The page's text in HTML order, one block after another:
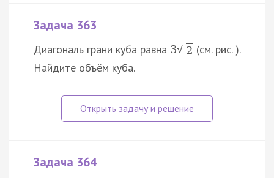
Задача 363
Диагональ грани куба равна 3√ 2 (см. рис. ).
Найдите объём куба.
Задача 364